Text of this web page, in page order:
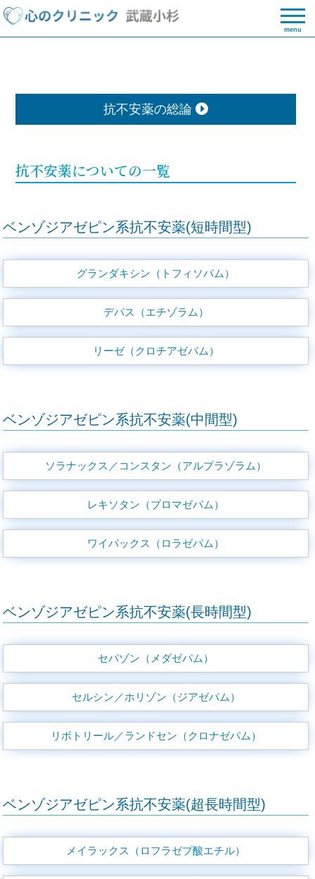
menu
抗不安薬の総論
抗不安薬についての一覧
ベンゾジアゼピン系抗不安薬(短時間型)
グランダキシン（トフィソパム）
デパス（エチゾラム）
リーゼ（クロチアゼパム）
ベンゾジアゼピン系抗不安薬(中間型)
ソラナックス／コンスタン（アルプラゾラム）
レキソタン（ブロマゼパム）
ワイパックス（ロラゼパム）
ベンゾジアゼピン系抗不安薬(長時間型)
セパゾン（メダゼパム）
セルシン／ホリゾン（ジアゼパム）
リボトリール／ランドセン（クロナゼパム）
ベンゾジアゼピン系抗不安薬(超長時間型)
メイラックス（ロフラゼプ酸エチル）